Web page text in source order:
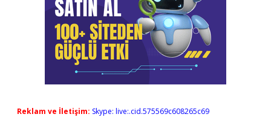
Reklam ve İletişim: Skype: live:.cid.575569c608265c69